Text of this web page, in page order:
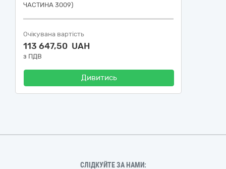
ЧАСТИНА 3009)
Очікувана вартість
113 647,50 UAH
з ПДВ
Дивитись
СЛІДКУЙТЕ ЗА НАМИ: